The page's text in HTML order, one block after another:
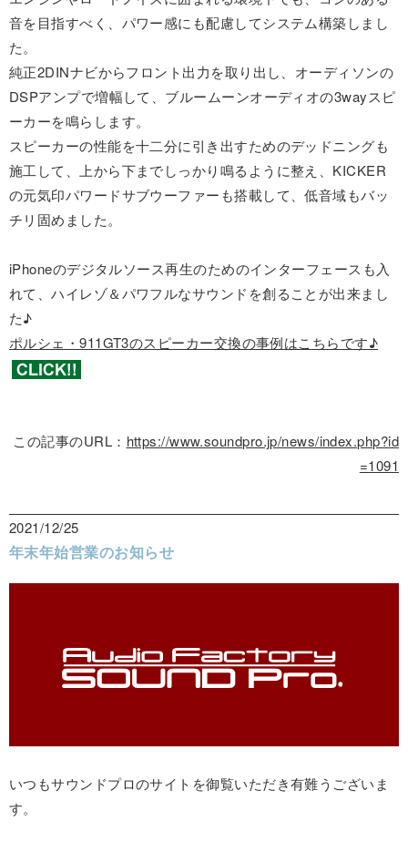
音を目指すべく、パワー感にも配慮してシステム構築しまし
た。
純正2DINナビからフロント出力を取り出し、オーディソンの
DSPアンプで増幅して、ブルームーンオーディオの3wayスピ
ーカーを鳴らします。
スピーカーの性能を十二分に引き出すためのデッドニングも
施工して、上から下までしっかり鳴るように整え、KICKER
の元気印パワードサブウーファーも搭載して、低音域もバッ
チリ固めました。
iPhoneのデジタルソース再生のためのインターフェースも入
れて、ハイレゾ＆パワフルなサウンドを創ることが出来まし
た♪
ポルシェ・911GT3のスピーカー交換の事例はこちらです♪
この記事のURL： https://www.soundpro.jp/news/index.php?id
=1091
2021/12/25
年末年始営業のお知らせ
いつもサウンドプロのサイトを御覧いただき有難うございま
す。